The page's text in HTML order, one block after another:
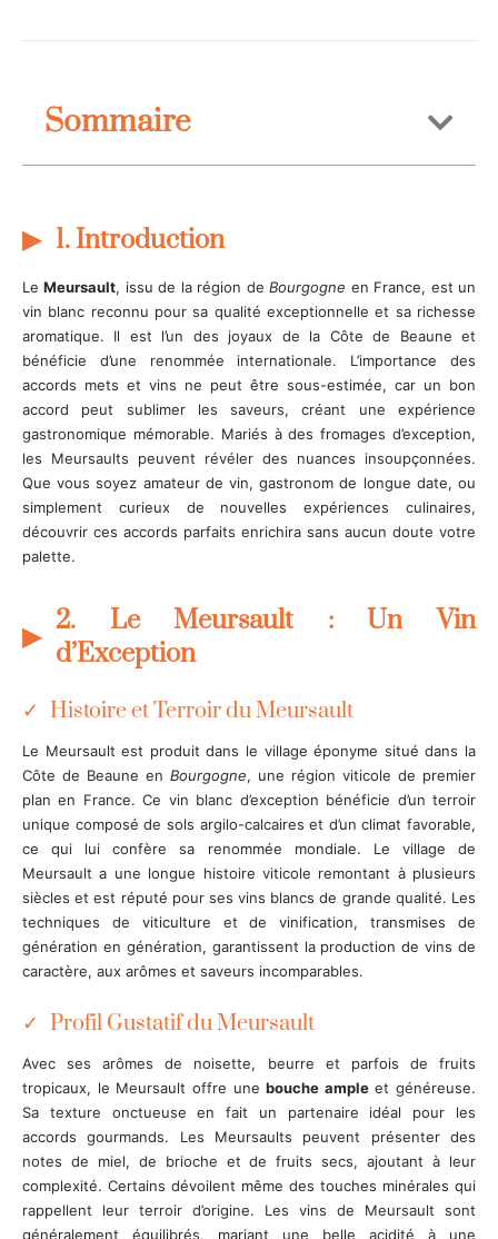
Sommaire
1. Introduction
LeMeursault, issu de la région deBourgogne en France, est un
vin blanc reconnu pour sa qualité exceptionnelle et sa richesse
aromatique. Il est l’un des joyaux de la Côte de Beaune et
bénéficie d’une renommée internationale. L’importance des
accords mets et vins ne peut être sous-estimée, car un bon
accord peut sublimer les saveurs, créant une expérience
gastronomique mémorable. Mariés à des fromages d’exception,
les Meursaults peuvent révéler des nuances insoupçonnées.
Que vous soyez amateur de vin, gastronom de longue date, ou
simplement curieux de nouvelles expériences culinaires,
découvrir ces accords parfaits enrichira sans aucun doute votre
palette.
2. Le Meursault : Un Vin
d’Exception
Histoire et Terroir du Meursault
Le Meursault est produit dans le village éponyme situé dans la
Côte de Beaune en Bourgogne, une région viticole de premier
plan en France. Ce vin blanc d’exception bénéficie d’un terroir
unique composé de sols argilo-calcaires et d’un climat favorable,
ce qui lui confère sa renommée mondiale. Le village de
Meursault a une longue histoire viticole remontant à plusieurs
siècles et est réputé pour ses vins blancs de grande qualité. Les
techniques de viticulture et de vinification, transmises de
génération en génération, garantissent la production de vins de
caractère, aux arômes et saveurs incomparables.
Profil Gustatif du Meursault
Avec ses arômes de noisette, beurre et parfois de fruits
tropicaux, le Meursault offre unebouche ampleet généreuse.
Sa texture onctueuse en fait un partenaire idéal pour les
accords gourmands. Les Meursaults peuvent présenter des
notes de miel, de brioche et de fruits secs, ajoutant à leur
complexité. Certains dévoilent même des touches minérales qui
rappellent leur terroir d’origine. Les vins de Meursault sont
généralement équilibrés, mariant une belle acidité à une